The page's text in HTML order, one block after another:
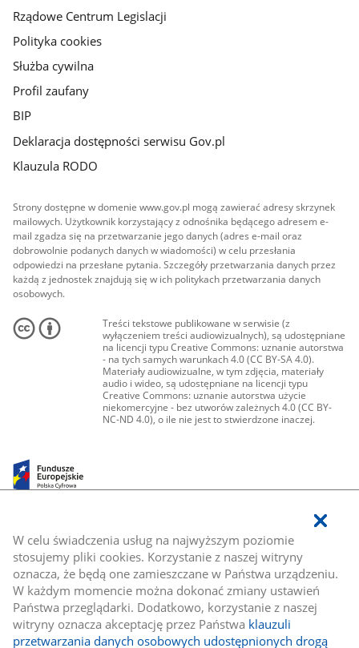
W celu świadczenia usług na najwyższym poziomie
stosujemy pliki cookies. Korzystanie z naszej witryny
oznacza, że będą one zamieszczane w Państwa urządzeniu.
W każdym momencie można dokonać zmiany ustawień
Państwa przeglądarki. Dodatkowo, korzystanie z naszej
witryny oznacza akceptację przez Państwa klauzuli
przetwarzania danych osobowych udostępnionych drogą
Rządowe Centrum Legislacji
Polityka cookies
Służba cywilna
Profil zaufany
BIP
Deklaracja dostępności serwisu Gov.pl
Klauzula RODO
Strony dostępne w domenie www.gov.pl mogą zawierać adresy skrzynek
mailowych. Użytkownik korzystający z odnośnika będącego adresem e-
mail zgadza się na przetwarzanie jego danych (adres e-mail oraz
dobrowolnie podanych danych w wiadomości) w celu przesłania
odpowiedzi na przesłane pytania. Szczegóły przetwarzania danych przez
każdą z jednostek znajdują się w ich politykach przetwarzania danych
osobowych.
Treści tekstowe publikowane w serwisie (z
wyłączeniem treści audiowizualnych), są udostępniane
na licencji typu Creative Commons: uznanie autorstwa
- na tych samych warunkach 4.0 (CC BY-SA 4.0).
Materiały audiowizualne, w tym zdjęcia, materiały
audio i wideo, są udostępniane na licencji typu
Creative Commons: uznanie autorstwa użycie
niekomercyjne - bez utworów zależnych 4.0 (CC BY-
NC-ND 4.0), o ile nie jest to stwierdzone inaczej.